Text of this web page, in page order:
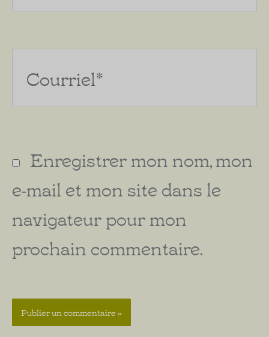
Enregistrer mon nom, mon
e-mail et mon site dans le
navigateur pour mon
prochain commentaire.